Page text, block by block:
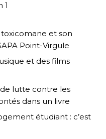
1
et son
Point-Virgule
et des films
de lutte contre les
dans un livre
étudiant : c’est